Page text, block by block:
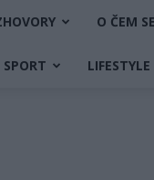
O ČEM
SPORT LIFESTYLE